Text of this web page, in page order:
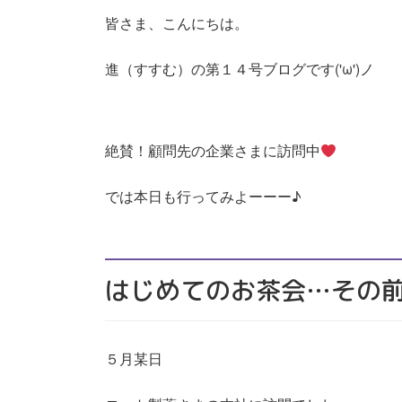
皆さま、こんにちは。
進（すすむ）の第１４号ブログです('ω')ノ
絶賛！顧問先の企業さまに訪問中
では本日も行ってみよーーー♪
はじめてのお茶会…その
５月某日